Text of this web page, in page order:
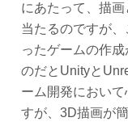
にあたって、描
当たるのですが
ったゲームの作
のだとUnityと
ーム開発におい
すが、3D描画が